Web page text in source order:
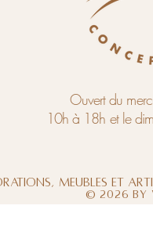
Ouvert du
10h à 18h et le
meubles et
© 2026 by